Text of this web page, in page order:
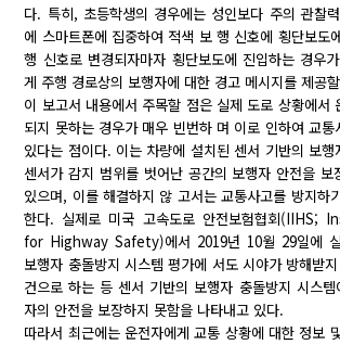
다. 특히, 초등학생의 경우에는 성인보다 주의 관찰
에 스마트폰에 집중하여 적색 보 행 신호에 횡단보도
행 신호로 변경되자마자 횡단보도에 진입하는 경우
게 주행 경로상의 보행자에 대한 경고 메시지를 제공
이 보고서 내용에서 주목할 점은 실제 도로 상황에서
되지 못하는 경우가 매우 빈번하 며 이로 인하여 교통
있다는 점이다. 이는 차량에 설치된 센서 기반의 보행
센서가 감지 범위를 벗어난 공간의 보행자 안전을 보
있으며, 이를 해결하지 않 고서는 교통사고를 방지하
한다. 실제로 미국 고속도로 안전보험협회
for Highway Safety)에서 2019년 10월 29일에
보행자 충돌방지 시스템 평가에 서도 시야가 방해받
건으로 하는 등 센서 기반의 보행자 충돌방지 시스
자의 안전을 보장하지 못함을 나타내고 있다.
따라서 최근에는 운전자에게 교통 상황에 대한 정보